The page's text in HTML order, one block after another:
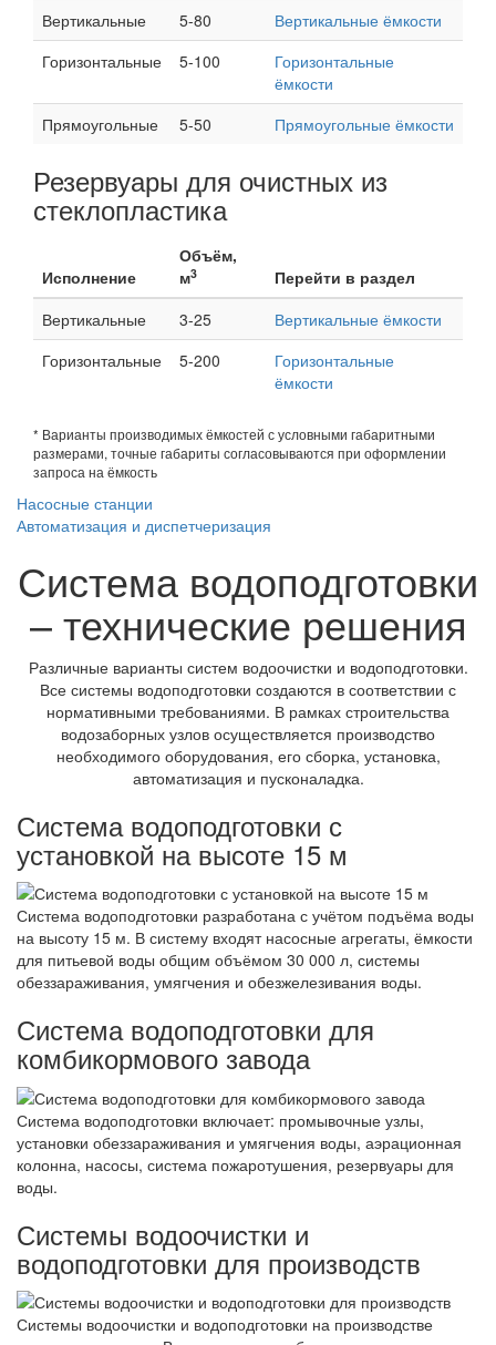
Вертикальные
5-80
Вертикальные ёмкости
Горизонтальные
5-100
Горизонтальные
ёмкости
Прямоугольные
5-50 Прямоугольные ёмкости
Резервуары для очистных из
стеклопластика
Исполнение
Объём,
м3
Перейти в раздел
Вертикальные
3-25
Вертикальные ёмкости
Горизонтальные
5-200
Горизонтальные
ёмкости
* Варианты производимых ёмкостей с условными габаритными
размерами, точные габариты согласовываются при оформлении
запроса на ёмкость
Насосные станции
Автоматизация и диспетчеризация
Система водоподготовки
– технические решения
Различные варианты систем водоочистки и водоподготовки.
Все системы водоподготовки создаются в соответствии с
нормативными требованиями. В рамках строительства
водозаборных узлов осуществляется производство
необходимого оборудования, его сборка, установка,
автоматизация и пусконаладка.
Система водоподготовки с
установкой на высоте 15 м
Система водоподготовки разработана с учётом подъёма воды
на высоту 15 м. В систему входят насосные агрегаты, ёмкости
для питьевой воды общим объёмом 30 000 л, системы
обеззараживания, умягчения и обезжелезивания воды.
Система водоподготовки для
комбикормового завода
Система водоподготовки включает: промывочные узлы,
установки обеззараживания и умягчения воды, аэрационная
колонна, насосы, система пожаротушения, резервуары для
воды.
Системы водоочистки и
водоподготовки для производств
Системы водоочистки и водоподготовки на производстве